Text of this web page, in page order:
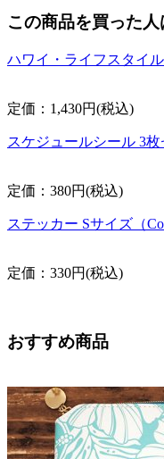
この商品を買った
ハワイ・ライフスタイル
定価：1,430円(税込)
スケジュールシール 3
定価：380円(税込)
ステッカー Sサイズ（
定価：330円(税込)
おすすめ商品